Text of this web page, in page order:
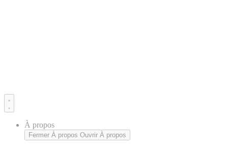
À propos
Fermer À propos Ouvrir À propos